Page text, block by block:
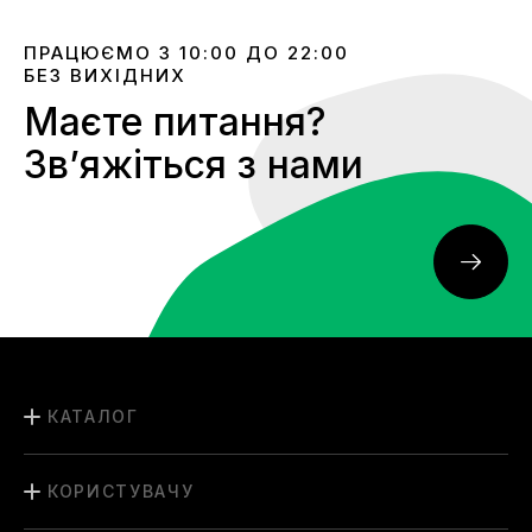
ПРАЦЮЄМО З 10:00 ДО 22:00
БЕЗ ВИХІДНИХ
Маєте питання?
Звʼяжіться з нами
КАТАЛОГ
КОРИСТУВАЧУ